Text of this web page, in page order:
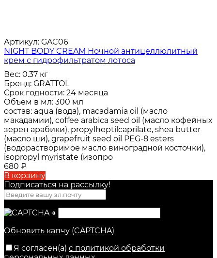
Артикул: GAC06
NIGHT BODY CREAM Ночной антицеллюлитный
крем с гидрофильтратом лотоса
Вес: 0.37 кг
Бренд: GRATTOL
Срок годности: 24 месяца
Объем в мл: 300 мл
состав: aqua (вода), macadamia oil (масло
макадамии), coffee arabica seed oil (масло кофейных
зерен арабики), propylheptilcaprilate, shea butter
(масло ши), grapefruit seed oil PEG-8 esters
(водорастворимое масло виноградной косточки),
isopropyl myristate (изопро
680 ₽
В корзину
Подписаться на рассылкy!
→
Обновить капчу (CAPTCHA)
Я согласен(a) с политикой обработки